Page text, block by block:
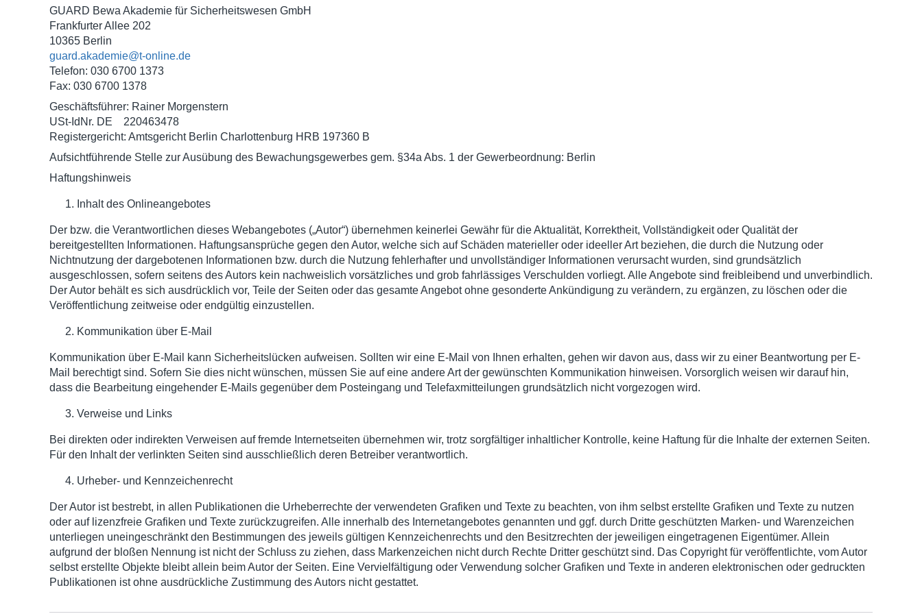
GUARD Bewa Akademie für Sicherheitswesen GmbH
Frankfurter Allee 202
10365 Berlin
guard.akademie@t-online.de
Telefon: 030 6700 1373
Fax: 030 6700 1378
Geschäftsführer: Rainer Morgenstern
USt-IdNr. DE 220463478
Registergericht: Amtsgericht Berlin Charlottenburg HRB 197360 B
Aufsichtführende Stelle zur Ausübung des Bewachungsgewerbes gem. §34a Abs. 1 der Gewerbeordnung: Berlin
Haftungshinweis
Inhalt des Onlineangebotes
Der bzw. die Verantwortlichen dieses Webangebotes („Autor“) übernehmen keinerlei Gewähr für die Aktualität, Korrektheit, Vollständigkeit oder Qualität der
bereitgestellten Informationen. Haftungsansprüche gegen den Autor, welche sich auf Schäden materieller oder ideeller Art beziehen, die durch die Nutzung oder
Nichtnutzung der dargebotenen Informationen bzw. durch die Nutzung fehlerhafter und unvollständiger Informationen verursacht wurden, sind grundsätzlich
ausgeschlossen, sofern seitens des Autors kein nachweislich vorsätzliches und grob fahrlässiges Verschulden vorliegt. Alle Angebote sind freibleibend und unverbindlich.
Der Autor behält es sich ausdrücklich vor, Teile der Seiten oder das gesamte Angebot ohne gesonderte Ankündigung zu verändern, zu ergänzen, zu löschen oder die
Veröffentlichung zeitweise oder endgültig einzustellen.
Kommunikation über E-Mail
Kommunikation über E-Mail kann Sicherheitslücken aufweisen. Sollten wir eine E-Mail von Ihnen erhalten, gehen wir davon aus, dass wir zu einer Beantwortung per E-
Mail berechtigt sind. Sofern Sie dies nicht wünschen, müssen Sie auf eine andere Art der gewünschten Kommunikation hinweisen. Vorsorglich weisen wir darauf hin,
dass die Bearbeitung eingehender E-Mails gegenüber dem Posteingang und Telefaxmitteilungen grundsätzlich nicht vorgezogen wird.
Verweise und Links
Bei direkten oder indirekten Verweisen auf fremde Internetseiten übernehmen wir, trotz sorgfältiger inhaltlicher Kontrolle, keine Haftung für die Inhalte der externen Seiten.
Für den Inhalt der verlinkten Seiten sind ausschließlich deren Betreiber verantwortlich.
Urheber- und Kennzeichenrecht
Der Autor ist bestrebt, in allen Publikationen die Urheberrechte der verwendeten Grafiken und Texte zu beachten, von ihm selbst erstellte Grafiken und Texte zu nutzen
oder auf lizenzfreie Grafiken und Texte zurückzugreifen. Alle innerhalb des Internetangebotes genannten und ggf. durch Dritte geschützten Marken- und Warenzeichen
unterliegen uneingeschränkt den Bestimmungen des jeweils gültigen Kennzeichenrechts und den Besitzrechten der jeweiligen eingetragenen Eigentümer. Allein
aufgrund der bloßen Nennung ist nicht der Schluss zu ziehen, dass Markenzeichen nicht durch Rechte Dritter geschützt sind. Das Copyright für veröffentlichte, vom Autor
selbst erstellte Objekte bleibt allein beim Autor der Seiten. Eine Vervielfältigung oder Verwendung solcher Grafiken und Texte in anderen elektronischen oder gedruckten
Publikationen ist ohne ausdrückliche Zustimmung des Autors nicht gestattet.